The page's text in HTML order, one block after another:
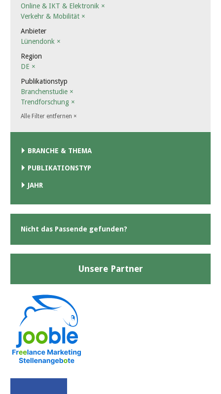
Online & IKT & Elektronik ×
Verkehr & Mobilität ×
Anbieter
Lünendonk ×
Region
DE ×
Publikationstyp
Branchenstudie ×
Trendforschung ×
Alle Filter entfernen ×
BRANCHE & THEMA
PUBLIKATIONSTYP
JAHR
Nicht das Passende gefunden?
Unsere Partner